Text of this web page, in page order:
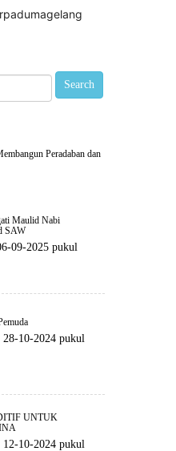
Peradaban dan
Maulid Nabi
SAW
09-2025 pukul
28-10-2024 pukul
UNTUK
12-10-2024 pukul